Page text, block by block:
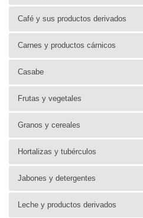
Café y sus productos derivados
Carnes y productos cárnicos
Casabe
Frutas y vegetales
Granos y cereales
Hortalizas y tubérculos
Jabones y detergentes
Leche y productos derivados